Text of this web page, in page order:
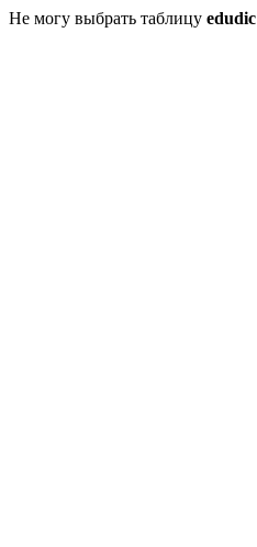
Не могу выбрать таблицу edudic